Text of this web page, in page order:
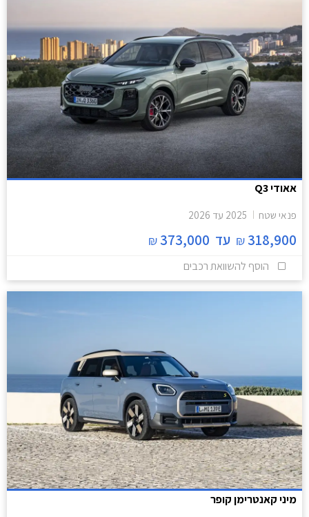
אאודי Q3
פנאי שטח 2025 עד 2026
318,900
₪ עד 373,000
₪
הוסף להשוואת רכבים
מיני קאנטרימן קופר